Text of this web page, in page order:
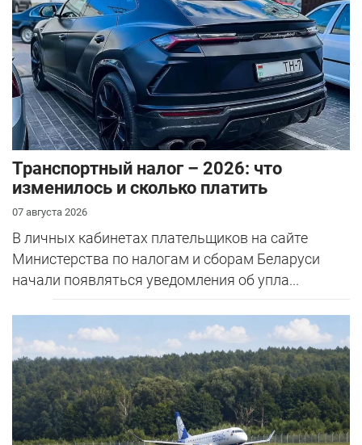
Транспортный налог – 2026: что
изменилось и сколько платить
07 августа 2026
В личных кабинетах плательщиков на сайте
Министерства по налогам и сборам Беларуси
начали появляться уведомления об упла...